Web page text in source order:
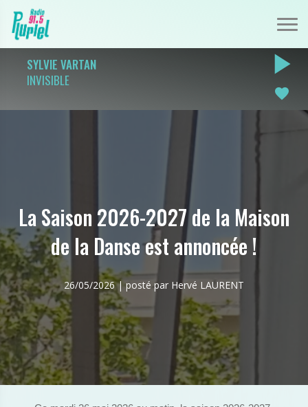
SYLVIE VARTAN
INVISIBLE
play_arrow
favorite
La Saison 2026-2027 de la Maison
de la Danse est annoncée !
26/05/2026 | posté par Hervé LAURENT